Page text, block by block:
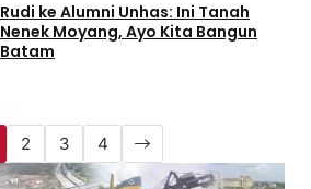
Rudi ke Alumni Unhas: Ini Tanah
Nenek Moyang, Ayo Kita Bangun
Batam
2 3 4